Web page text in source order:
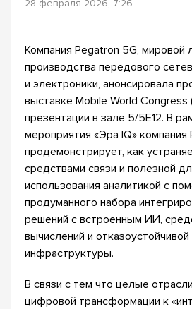
28 февраля 2026, 7:26
Компания Pegatron 5G, мировой
производства передового
и электроники, анонсировала
выставке Mobile World Congress
презентации в зале 5/5E12. В
мероприятия «Эра IQ» компания
продемонстрирует, как
средствами связи и полезной
использования аналитикой с
продуманного набора
решений с встроенным ИИ,
вычислений и
инфраструктуры.
В связи с тем что целые
цифровой трансформации к